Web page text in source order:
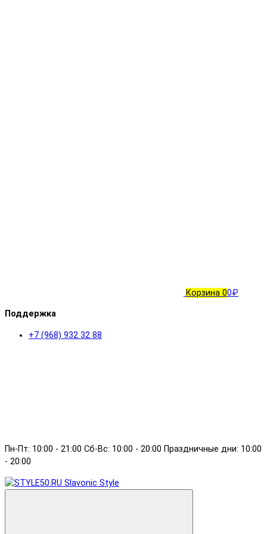
Корзина 00₽
Поддержка
+7 (968) 932 32 88
Пн-Пт: 10:00 - 21:00 Сб-Вс: 10:00 - 20:00 Праздничные дни: 10:00
- 20:00